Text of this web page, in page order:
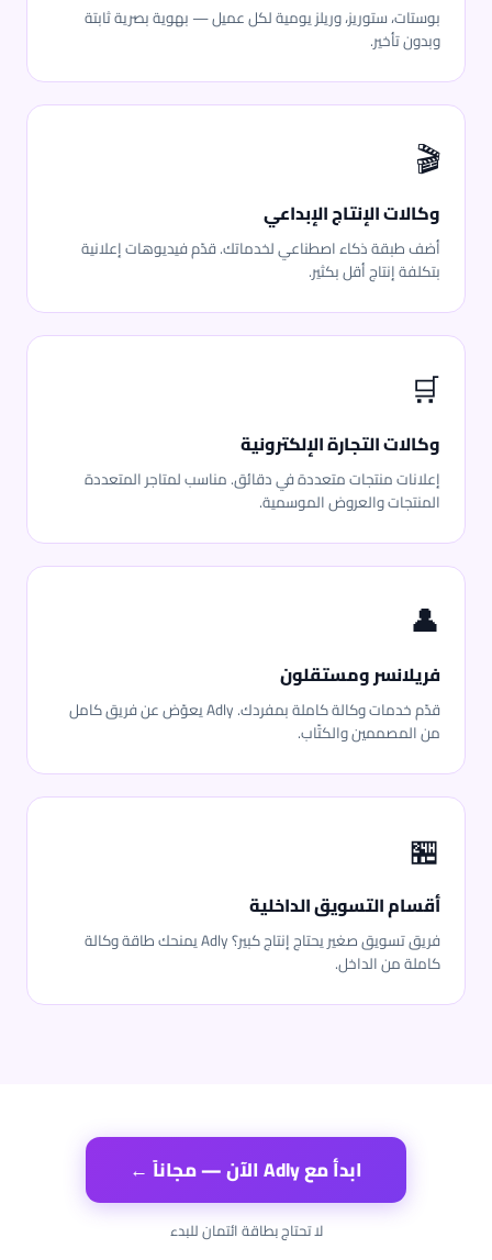
بوستات، ستوريز، وريلز يومية لكل عميل — بهوية بصرية ثابتة
وبدون تأخير.
🎬
وكالات الإنتاج الإبداعي
أضف طبقة ذكاء اصطناعي لخدماتك. قدّم فيديوهات إعلانية
بتكلفة إنتاج أقل بكثير.
🛒
وكالات التجارة الإلكترونية
إعلانات منتجات متعددة في دقائق. مناسب لمتاجر المتعددة
المنتجات والعروض الموسمية.
👤
فريلانسر ومستقلون
قدّم خدمات وكالة كاملة بمفردك. Adly يعوّض عن فريق كامل
من المصممين والكتّاب.
🏪
أقسام التسويق الداخلية
فريق تسويق صغير يحتاج إنتاج كبير؟ Adly يمنحك طاقة وكالة
كاملة من الداخل.
ابدأ مع Adly الآن — مجاناً ←
لا تحتاج بطاقة ائتمان للبدء